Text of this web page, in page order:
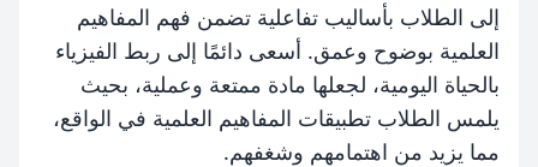
إلى الطلاب بأساليب تفاعلية تضمن فهم المفاهيم
العلمية بوضوح وعمق. أسعى دائمًا إلى ربط الفيزياء
بالحياة اليومية، لجعلها مادة ممتعة وعملية، بحيث
يلمس الطلاب تطبيقات المفاهيم العلمية في الواقع،
مما يزيد من اهتمامهم وشغفهم.